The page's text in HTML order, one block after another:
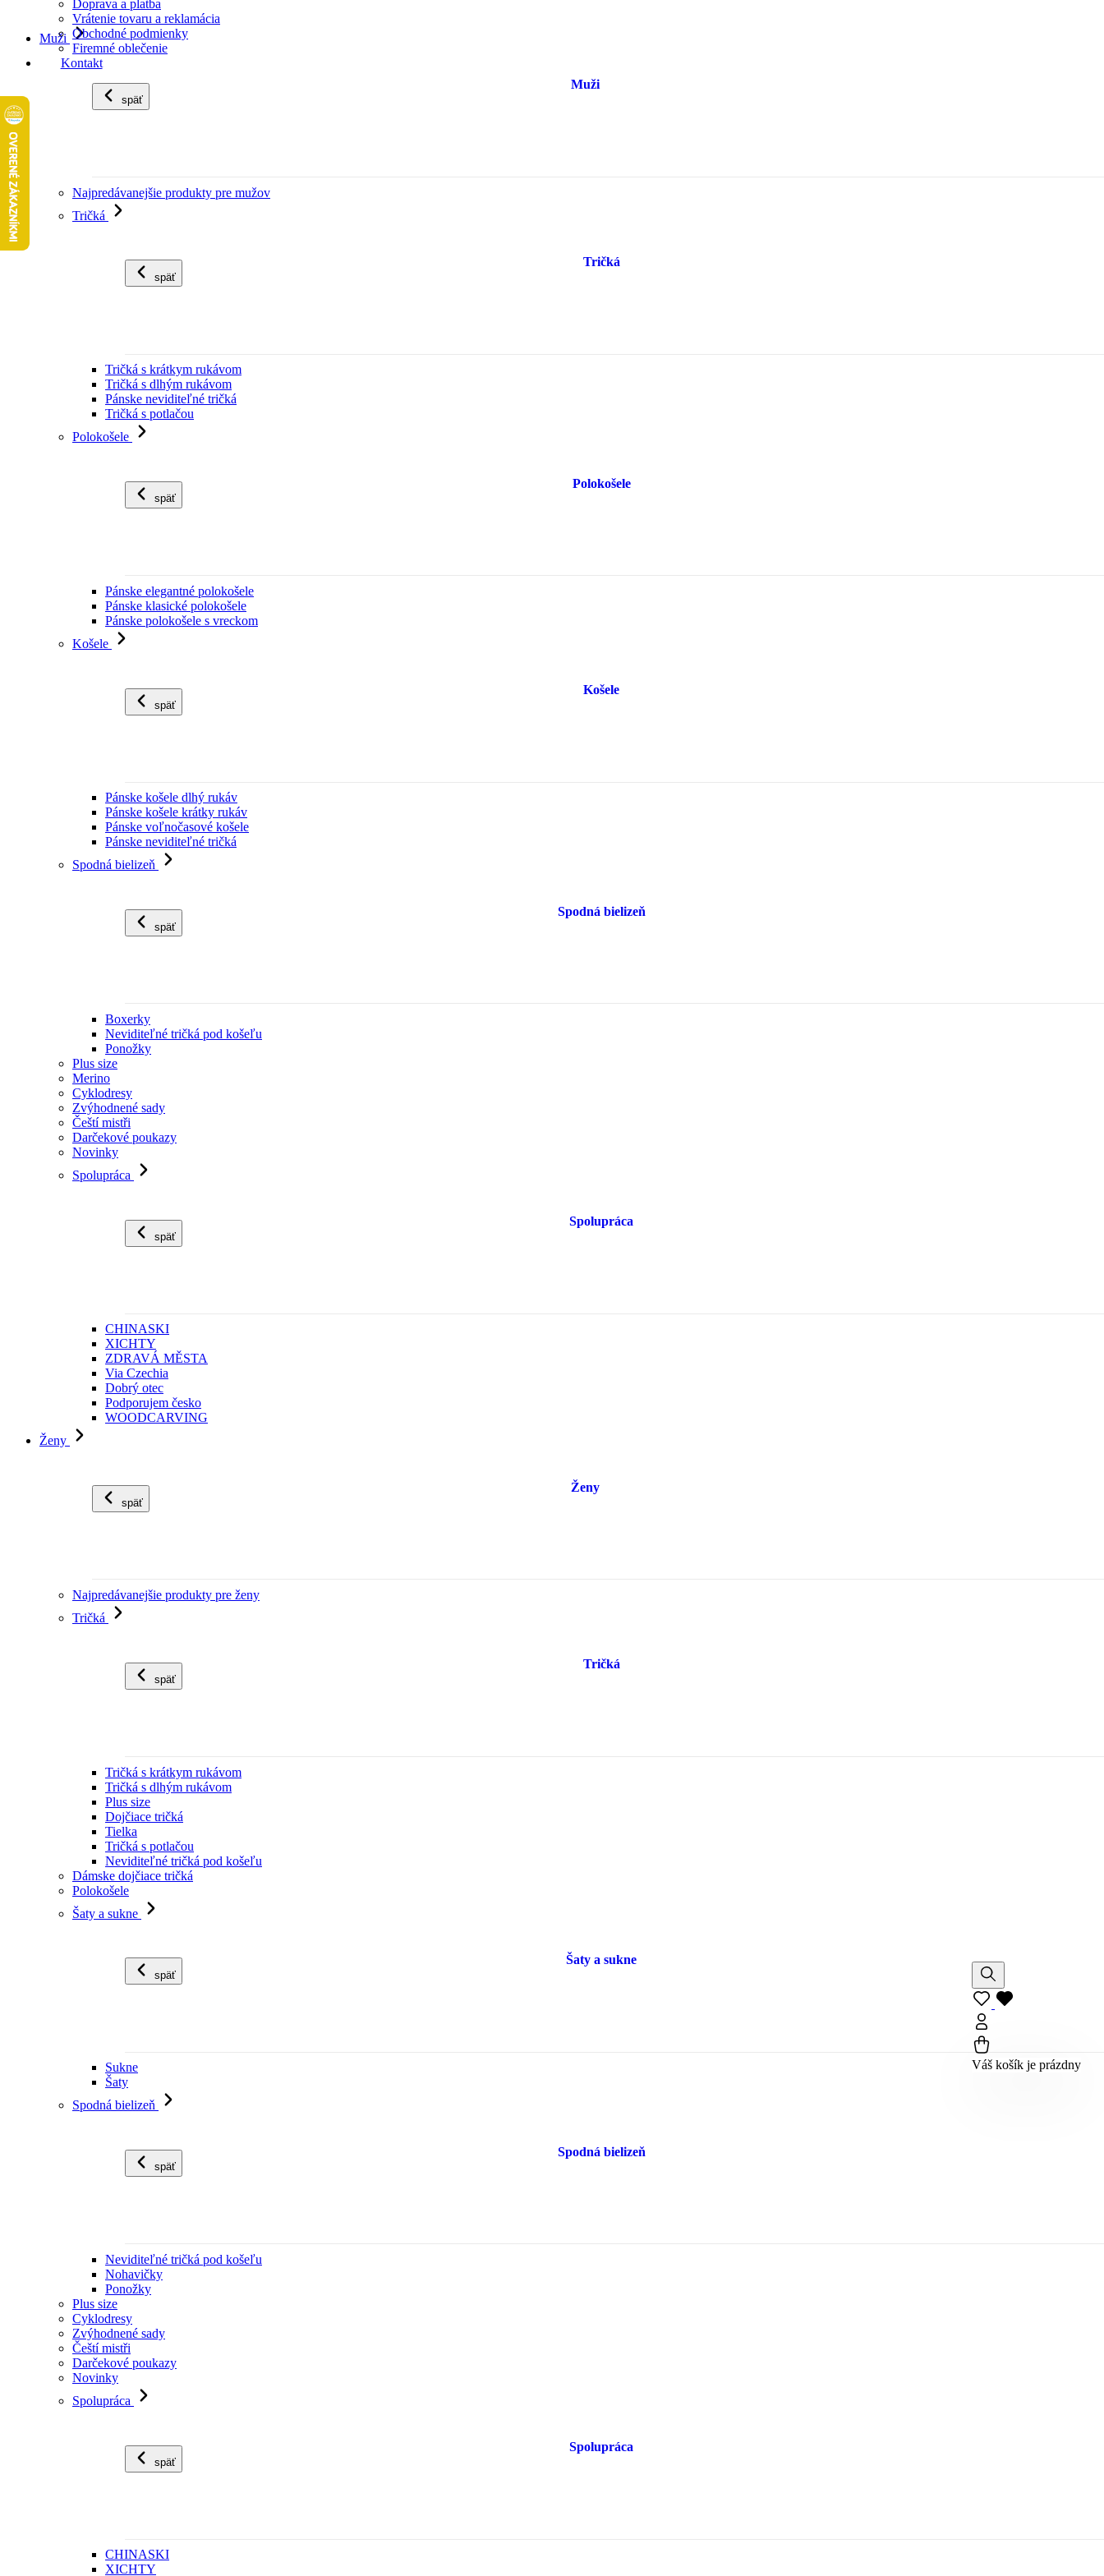
Doprava a platba
Vrátenie tovaru a reklamácia
Obchodné podmienky
Firemné oblečenie
Kontakt
Muži
späť
Muži
Najpredávanejšie produkty pre mužov
Tričká
späť
Tričká
Tričká s krátkym rukávom
Tričká s dlhým rukávom
Pánske neviditeľné tričká
Tričká s potlačou
Polokošele
späť
Polokošele
Pánske elegantné polokošele
Pánske klasické polokošele
Pánske polokošele s vreckom
Košele
späť
Košele
Pánske košele dlhý rukáv
Pánske košele krátky rukáv
Pánske voľnočasové košele
Pánske neviditeľné tričká
Spodná bielizeň
späť
Spodná bielizeň
Boxerky
Neviditeľné tričká pod košeľu
Ponožky
Plus size
Merino
Cyklodresy
Zvýhodnené sady
Čeští mistři
Darčekové poukazy
Novinky
Spolupráca
späť
Spolupráca
CHINASKI
XICHTY
ZDRAVÁ MĚSTA
Via Czechia
Dobrý otec
Podporujem česko
WOODCARVING
Ženy
späť
Ženy
Najpredávanejšie produkty pre ženy
Tričká
späť
Tričká
Tričká s krátkym rukávom
Tričká s dlhým rukávom
Plus size
Dojčiace tričká
Tielka
Tričká s potlačou
Neviditeľné tričká pod košeľu
Dámske dojčiace tričká
Polokošele
Šaty a sukne
späť
Šaty a sukne
Sukne
Šaty
Spodná bielizeň
späť
Spodná bielizeň
Neviditeľné tričká pod košeľu
Nohavičky
Ponožky
Plus size
Cyklodresy
Zvýhodnené sady
Čeští mistři
Darčekové poukazy
Novinky
Spolupráca
späť
Spolupráca
CHINASKI
XICHTY
Váš košík je prázdny